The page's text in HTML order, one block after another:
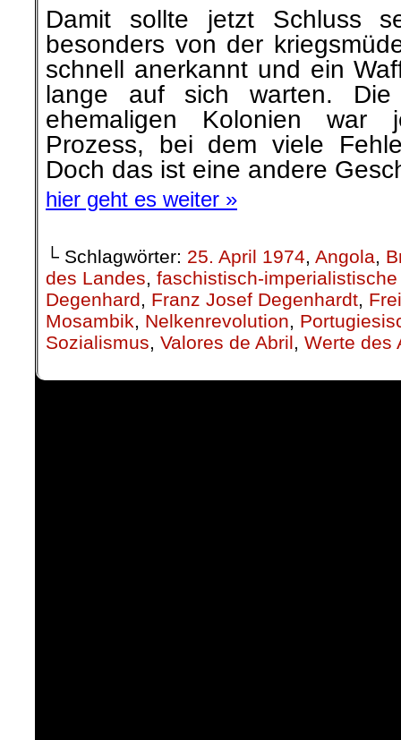
Damit sollte jetzt Schluss
besonders von der
schnell anerkannt und ein
lange auf sich warten. Die
ehemaligen Kolonien war
Prozess, bei dem viele
Doch das ist eine andere
hier geht es weiter »
└ Schlagwörter: 25. April 1974, Angola,
des Landes, faschistisch-imperialistische
Degenhard, Franz Josef Degenhardt,
Mosambik, Nelkenrevolution,
Sozialismus, Valores de Abril, Werte des